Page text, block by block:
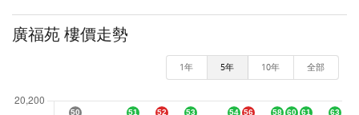
廣福苑 樓價走勢
1年 5年 10年 全部